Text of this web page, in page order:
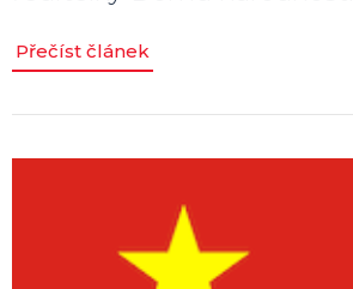
Přečíst článek